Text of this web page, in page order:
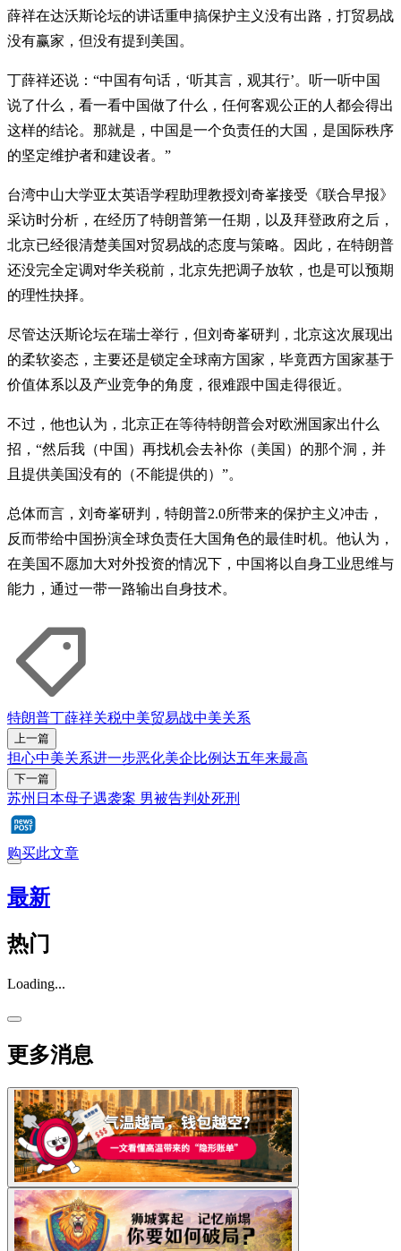
薛祥在达沃斯论坛的讲话重申搞保护主义没有出路，打贸易战
没有赢家，但没有提到美国。
丁薛祥还说：“中国有句话，‘听其言，观其行’。听一听中国
说了什么，看一看中国做了什么，任何客观公正的人都会得出
这样的结论。那就是，中国是一个负责任的大国，是国际秩序
的坚定维护者和建设者。”
台湾中山大学亚太英语学程助理教授刘奇峯接受《联合早报》
采访时分析，在经历了特朗普第一任期，以及拜登政府之后，
北京已经很清楚美国对贸易战的态度与策略。因此，在特朗普
还没完全定调对华关税前，北京先把调子放软，也是可以预期
的理性抉择。
尽管达沃斯论坛在瑞士举行，但刘奇峯研判，北京这次展现出
的柔软姿态，主要还是锁定全球南方国家，毕竟西方国家基于
价值体系以及产业竞争的角度，很难跟中国走得很近。
不过，他也认为，北京正在等待特朗普会对欧洲国家出什么
招，“然后我（中国）再找机会去补你（美国）的那个洞，并
且提供美国没有的（不能提供的）”。
总体而言，刘奇峯研判，特朗普2.0所带来的保护主义冲击，
反而带给中国扮演全球负责任大国角色的最佳时机。他认为，
在美国不愿加大对外投资的情况下，中国将以自身工业思维与
能力，通过一带一路输出自身技术。
特朗普丁薛祥关税中美贸易战中美关系
上一篇
担心中美关系进一步恶化美企比例达五年来最高
下一篇
苏州日本母子遇袭案 男被告判处死刑
购买此文章
最新
热门
Loading...
更多消息